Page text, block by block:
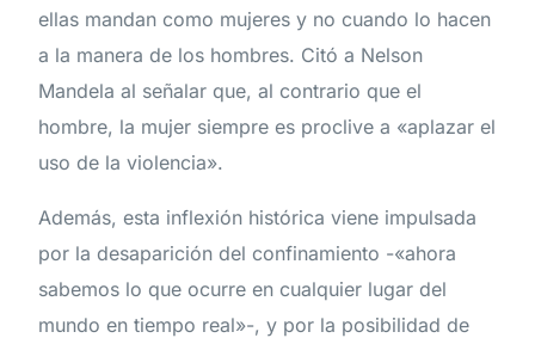
ellas mandan como mujeres y no cuando lo hacen
a la manera de los hombres. Citó a Nelson
Mandela al señalar que, al contrario que el
hombre, la mujer siempre es proclive a «aplazar el
uso de la violencia».
Además, esta inflexión histórica viene impulsada
por la desaparición del confinamiento -«ahora
sabemos lo que ocurre en cualquier lugar del
mundo en tiempo real»-, y por la posibilidad de